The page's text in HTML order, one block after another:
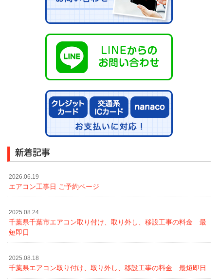
新着記事
2026.06.19
エアコン工事日 ご予約ページ
2025.08.24
千葉県千葉市エアコン取り付け、取り外し、移設工事の料金 最
短即日
2025.08.18
千葉県エアコン取り付け、取り外し、移設工事の料金 最短即日